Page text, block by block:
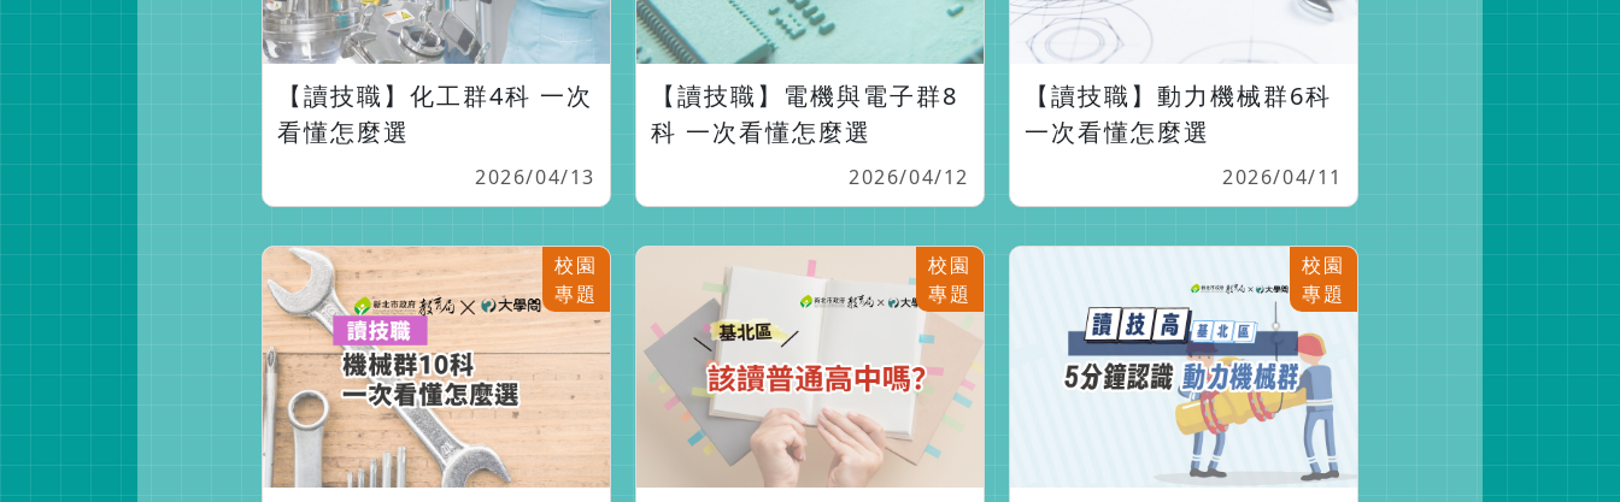
【讀技職】化工群4科 一次
看懂怎麼選
2026/04/13
【讀技職】電機與電子群8
科 一次看懂怎麼選
2026/04/12
【讀技職】動力機械群6科
一次看懂怎麼選
2026/04/11
校園
專題
校園
專題
校園
專題